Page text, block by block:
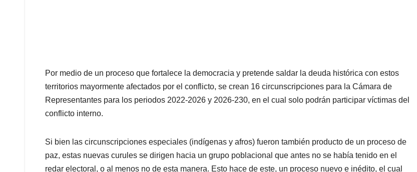
Por medio de un proceso que fortalece la democracia y pretende saldar la deuda histórica con estos
territorios mayormente afectados por el conflicto, se crean 16 circunscripciones para la Cámara de
Representantes para los periodos 2022-2026 y 2026-230, en el cual solo podrán participar víctimas del
conflicto interno.
Si bien las circunscripciones especiales (indígenas y afros) fueron también producto de un proceso de
paz, estas nuevas curules se dirigen hacia un grupo poblacional que antes no se había tenido en el
redar electoral, o al menos no de esta manera. Esto hace de este, un proceso nuevo e inédito, el cual